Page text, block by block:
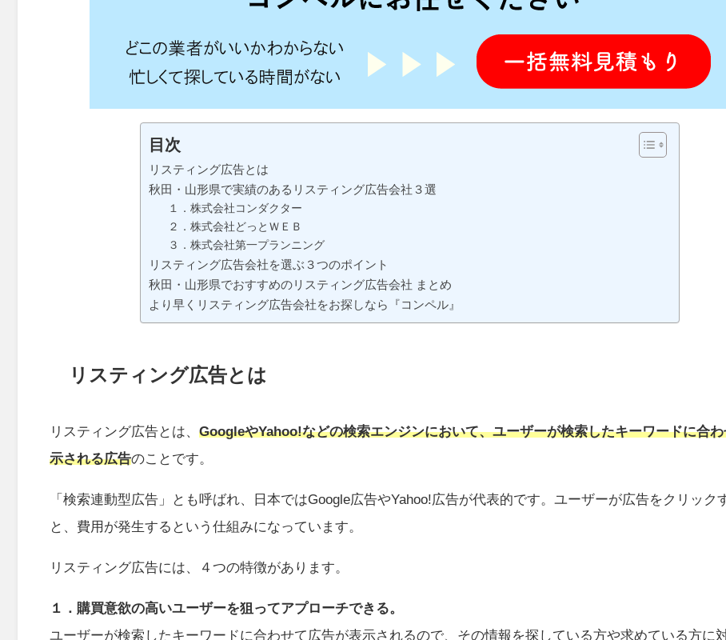
目次
リスティング広告とは
秋田・山形県で実績のあるリスティング広告会社３選
１．株式会社コンダクター
２．株式会社どっとＷＥＢ
３．株式会社第一プランニング
リスティング広告会社を選ぶ３つのポイント
秋田・山形県でおすすめのリスティング広告会社 まとめ
より早くリスティング広告会社をお探しなら『コンペル』
リスティング広告とは
リスティング広告とは、 GoogleやYahoo!などの検索エンジンにおいて、ユーザーが検索したキーワードに合
示される広告のことです。
「検索連動型広告」とも呼ばれ、日本ではGoogle広告やYahoo!広告が代表的です。ユーザーが広告をクリック
と、費用が発生するという仕組みになっています。
リスティング広告には、４つの特徴があります。
１．購買意欲の高いユーザーを狙ってアプローチできる。
ユーザーが検索したキーワードに合わせて広告が表示されるので、その情報を探している方や求めている方に